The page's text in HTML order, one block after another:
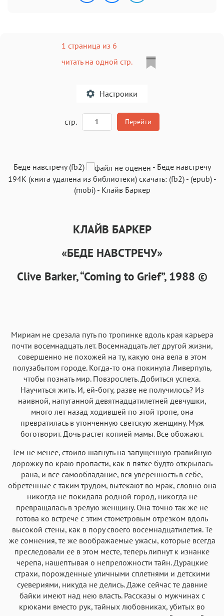
1 страница из 6
читать на одной стр.
Настроики
Аа Аа
Аа
Iowan
Аа
San Francisco Аа
SF Serif Аа
New York
Аа Аа Аа Аа
SF Mono
стр. Перейти
Беде навстречу (fb2) - Беде навстречу
194K (книга удалена из библиотеки) скачать: (fb2)- (epub)-
(mobi)- Клайв Баркер
КЛАЙВ БАРКЕР
«БЕДЕ НАВСТРЕЧУ»
Clive Barker, “Coming to Grief”, 1988 ©
Мириам не срезала путь по тропинке вдоль края карьера
почти восемнадцать лет. Восемнадцать лет другой жизни,
совершенно не похожей на ту, какую она вела в этом
полузабытом городе. Когда-то она покинула Ливерпуль,
чтобы познать мир. Повзрослеть. Добиться успеха.
Научиться жить. И, ей-богу, разве не получилось? Из
наивной, напуганной девятнадцатилетней девчушки,
много лет назад ходившей по этой тропе, она
превратилась в утонченную светскую женщину. Муж
боготворит. Дочь растет копией мамы. Все обожают.
Тем не менее, стоило шагнуть на запущенную гравийную
дорожку по краю пропасти, как в пятке будто открылась
рана, и все самообладание, вся уверенность в себе,
обретенные с таким трудом, вытекают во мрак, словно она
никогда не покидала родной город, никогда не
превращалась в зрелую женщину. Она точно так же не
готова ко встрече с этим стометровым отрезком вдоль
высокой стены, как в пору своего восемнадцатилетия. Те
же сомнения, те же воображаемые ужасы, которые всегда
преследовали ее в этом месте, теперь липнут к изнанке
черепа, нашептывая о непреложности тайн. Дурацкие
страхи, порожденные уличными сплетнями и детскими
суевериями, никуда не делись. Даже сейчас те давние
байки имеют над нею власть. Рассказы о мужчинах с
крюками вместо рук, тайных любовниках, убитых во